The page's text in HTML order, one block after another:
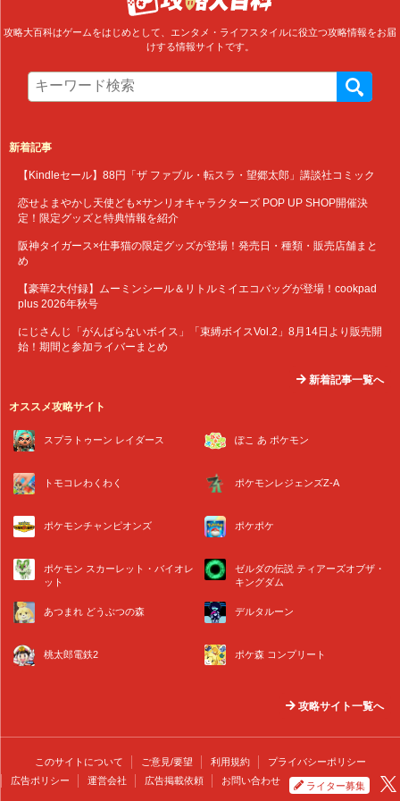
攻略大百科はゲームをはじめとして、エンタメ・ライフスタイルに役立つ攻略情報をお届
けする情報サイトです。
新着記事
【Kindleセール】88円「ザ ファブル・転スラ・望郷太郎」講談社コミック
恋せよまやかし天使ども×サンリオキャラクターズ POP UP SHOP開催決
定！限定グッズと特典情報を紹介
阪神タイガース×仕事猫の限定グッズが登場！発売日・種類・販売店舗まと
め
【豪華2大付録】ムーミンシール＆リトルミイエコバッグが登場！cookpad
plus 2026年秋号
にじさんじ「がんばらないボイス」「束縛ボイスVol.2」8月14日より販売開
始！期間と参加ライバーまとめ
新着記事一覧へ
オススメ攻略サイト
スプラトゥーン レイダース ぽこ あ ポケモン
トモコレわくわく ポケモンレジェンズZ-A
ポケモンチャンピオンズ ポケポケ
ポケモン スカーレット・バイオレ
ット
ゼルダの伝説 ティアーズオブザ・
キングダム
あつまれ どうぶつの森 デルタルーン
桃太郎電鉄2 ポケ森 コンプリート
攻略サイト一覧へ
このサイトについて ご意見/要望 利用規約
プライバシーポリシー
広告ポリシー
運営会社 広告掲載依頼 お問い合わせ ライター募集